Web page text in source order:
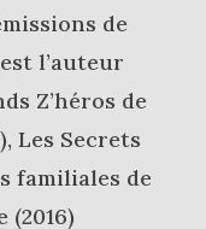
de
l’auteur
Z’héros de
Les Secrets
familiales de
(2016)